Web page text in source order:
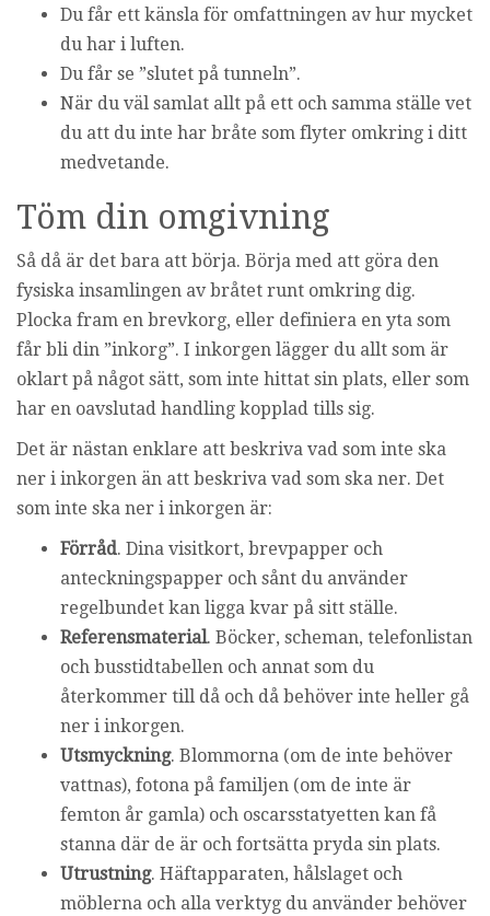
Du får ett känsla för omfattningen av hur mycket
du har i luften.
Du får se ”slutet på tunneln”.
När du väl samlat allt på ett och samma ställe vet
du att du inte har bråte som flyter omkring i ditt
medvetande.
Töm din omgivning
Så då är det bara att börja. Börja med att göra den
fysiska insamlingen av bråtet runt omkring dig.
Plocka fram en brevkorg, eller definiera en yta som
får bli din ”inkorg”. I inkorgen lägger du allt som är
oklart på något sätt, som inte hittat sin plats, eller som
har en oavslutad handling kopplad tills sig.
Det är nästan enklare att beskriva vad som inte ska
ner i inkorgen än att beskriva vad som ska ner. Det
som inte ska ner i inkorgen är:
Förråd. Dina visitkort, brevpapper och
anteckningspapper och sånt du använder
regelbundet kan ligga kvar på sitt ställe.
Referensmaterial. Böcker, scheman, telefonlistan
och busstidtabellen och annat som du
återkommer till då och då behöver inte heller gå
ner i inkorgen.
Utsmyckning. Blommorna (om de inte behöver
vattnas), fotona på familjen (om de inte är
femton år gamla) och oscarsstatyetten kan få
stanna där de är och fortsätta pryda sin plats.
Utrustning. Häftapparaten, hålslaget och
möblerna och alla verktyg du använder behöver